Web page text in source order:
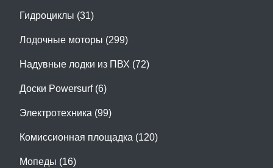
Гидроциклы (31)
Лодочные моторы (299)
Надувные лодки из ПВХ (72)
Доски Powersurf (6)
Электротехника (99)
Комиссионная площадка (120)
Мопеды (16)